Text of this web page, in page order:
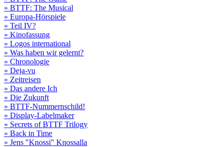
» BTTF: The Musical
» Europa-Hörspiele
» Teil IV?
» Kinofassung
» Logos international
» Was haben wir gelernt?
» Chronologie
» Deja-vu
» Zeitreisen
» Das andere Ich
» Die Zukunft
» BTTF-Nummernschild!
» Display-Labelmaker
» Secrets of BTTF Trilogy
» Back in Time
» Jens "Knossi" Knossalla